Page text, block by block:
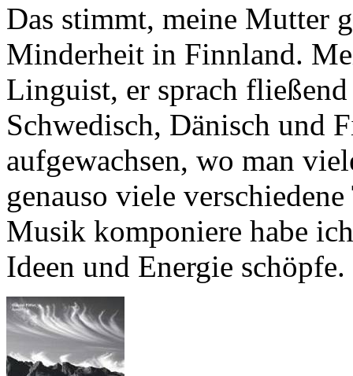
Das stimmt, meine Mutter
Minderheit in Finnland.
Linguist, er sprach
Schwedisch, Dänisch und
aufgewachsen, wo man
genauso viele
Musik komponiere habe
Ideen und Energie schöpfe.